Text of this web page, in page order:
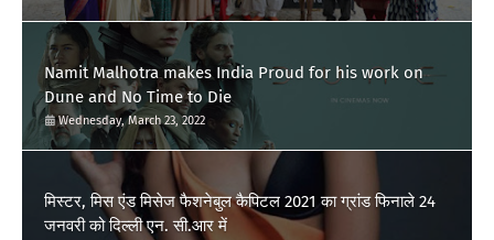
Namit Malhotra makes India Proud for his work on
Dune and No Time to Die
Wednesday, March 23, 2022
मिस्टर, मिस एंड मिसेज फैशनेबुल कैपिटल 2021 का ग्रांड फिनाले 24
जनवरी को दिल्ली एन. सी.आर में